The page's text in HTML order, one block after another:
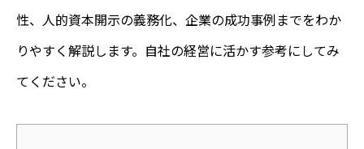
性、人的資本開示の義務化、企業の成功事例までをわか
りやすく解説します。自社の経営に活かす参考にしてみ
てください。